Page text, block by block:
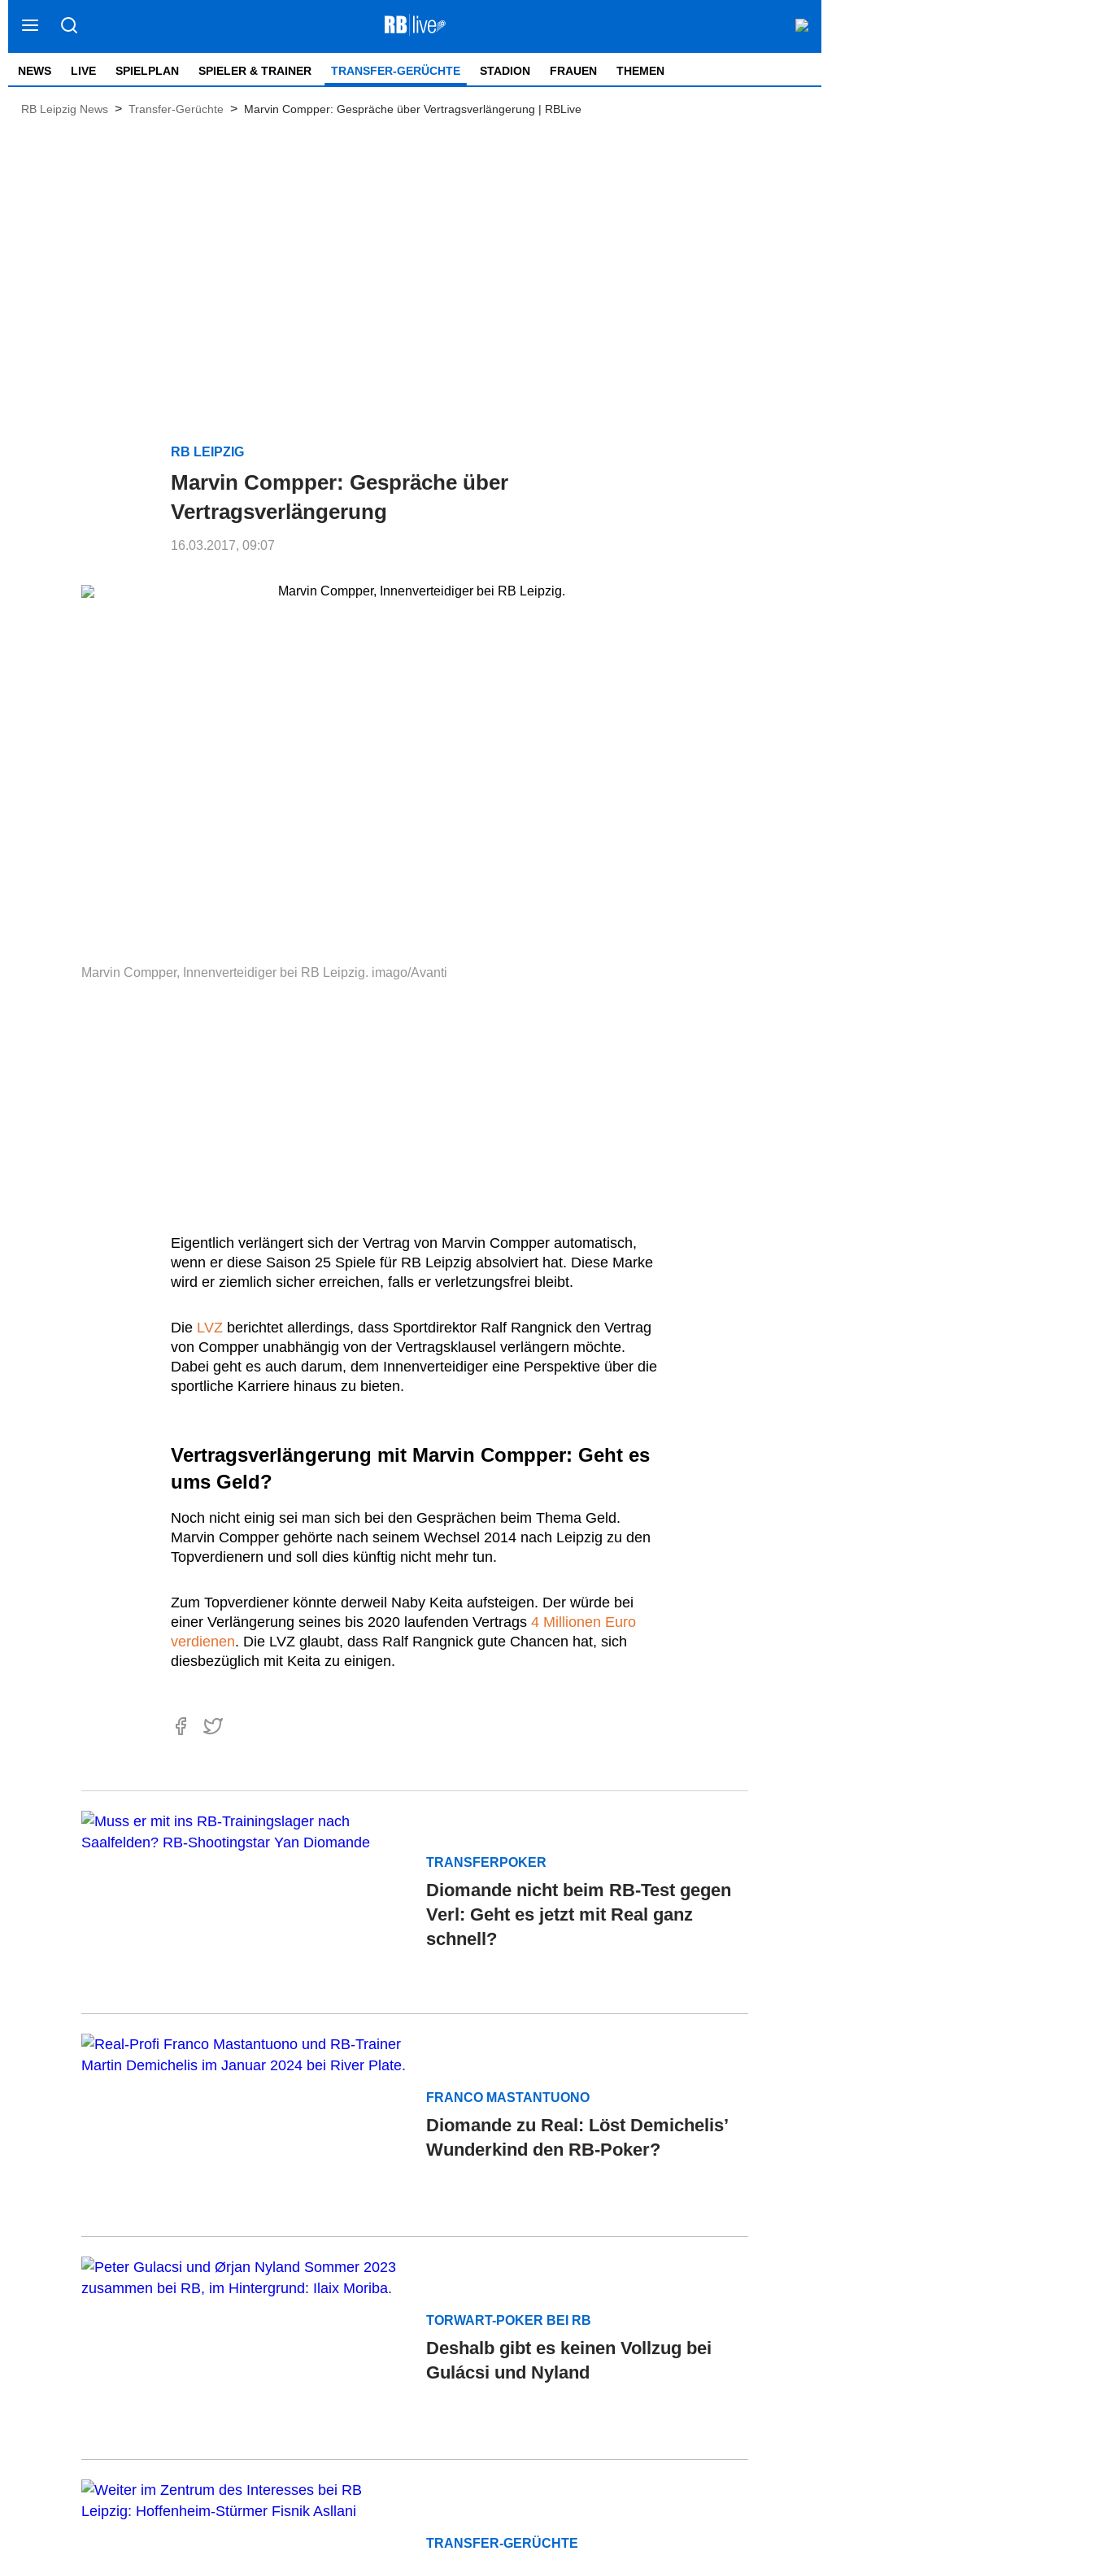
NEWS LIVE SPIELPLAN SPIELER & TRAINER TRANSFER-GERÜCHTE STADION FRAUEN THEMEN
RB Leipzig News > Transfer-Gerüchte > Marvin Compper: Gespräche über Vertragsverlängerung | RBLive
RB LEIPZIG
Marvin Compper: Gespräche über
Vertragsverlängerung
16.03.2017, 09:07
Marvin Compper, Innenverteidiger bei RB Leipzig. imago/Avanti
Eigentlich verlängert sich der Vertrag von Marvin Compper automatisch,
wenn er diese Saison 25 Spiele für RB Leipzig absolviert hat. Diese Marke
wird er ziemlich sicher erreichen, falls er verletzungsfrei bleibt.
Die LVZ berichtet allerdings, dass Sportdirektor Ralf Rangnick den Vertrag
von Compper unabhängig von der Vertragsklausel verlängern möchte.
Dabei geht es auch darum, dem Innenverteidiger eine Perspektive über die
sportliche Karriere hinaus zu bieten.
Vertragsverlängerung mit Marvin Compper: Geht es
ums Geld?
Noch nicht einig sei man sich bei den Gesprächen beim Thema Geld.
Marvin Compper gehörte nach seinem Wechsel 2014 nach Leipzig zu den
Topverdienern und soll dies künftig nicht mehr tun.
Zum Topverdiener könnte derweil Naby Keita aufsteigen. Der würde bei
einer Verlängerung seines bis 2020 laufenden Vertrags 4 Millionen Euro
verdienen. Die LVZ glaubt, dass Ralf Rangnick gute Chancen hat, sich
diesbezüglich mit Keita zu einigen.
TRANSFERPOKER
Diomande nicht beim RB-Test gegen
Verl: Geht es jetzt mit Real ganz
schnell?
FRANCO MASTANTUONO
Diomande zu Real: Löst Demichelis’
Wunderkind den RB-Poker?
TORWART-POKER BEI RB
Deshalb gibt es keinen Vollzug bei
Gulácsi und Nyland
TRANSFER-GERÜCHTE